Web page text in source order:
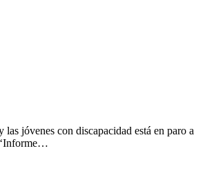
las jóvenes con discapacidad está en paro a